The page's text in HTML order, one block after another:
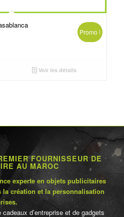
Promo !
Voir les détails
FOURNISSEUR DE
AU MAROC
experte en objets publicitaires
la création et la personnalisation
d’entreprise et de gadgets